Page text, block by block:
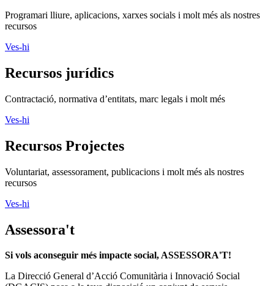
Programari lliure, aplicacions, xarxes socials i molt més als nostres
recursos
Ves-hi
Recursos jurídics
Contractació, normativa d’entitats, marc legals i molt més
Ves-hi
Recursos Projectes
Voluntariat, assessorament, publicacions i molt més als nostres
recursos
Ves-hi
Assessora't
Si vols aconseguir més impacte social, ASSESSORA'T!
La Direcció General d’Acció Comunitària i Innovació Social